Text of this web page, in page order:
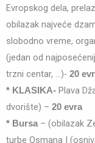
Evropskog dela,
obilazak najveće
slobodno vreme,
(jedan od
trzni centar, …)- 20
* KLASIKA- Plava
dvorište) – 20 evra
* Bursa– (obilazak
turbe Osmana I